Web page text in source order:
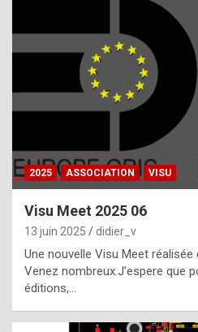
h
a
t
t
e
2025 ASSOCIATION VISU
Visu Meet 2025 06
13 juin 2025 didier_v
Une nouvelle Visu Meet
Venez nombreux.J’espere que
éditions,…